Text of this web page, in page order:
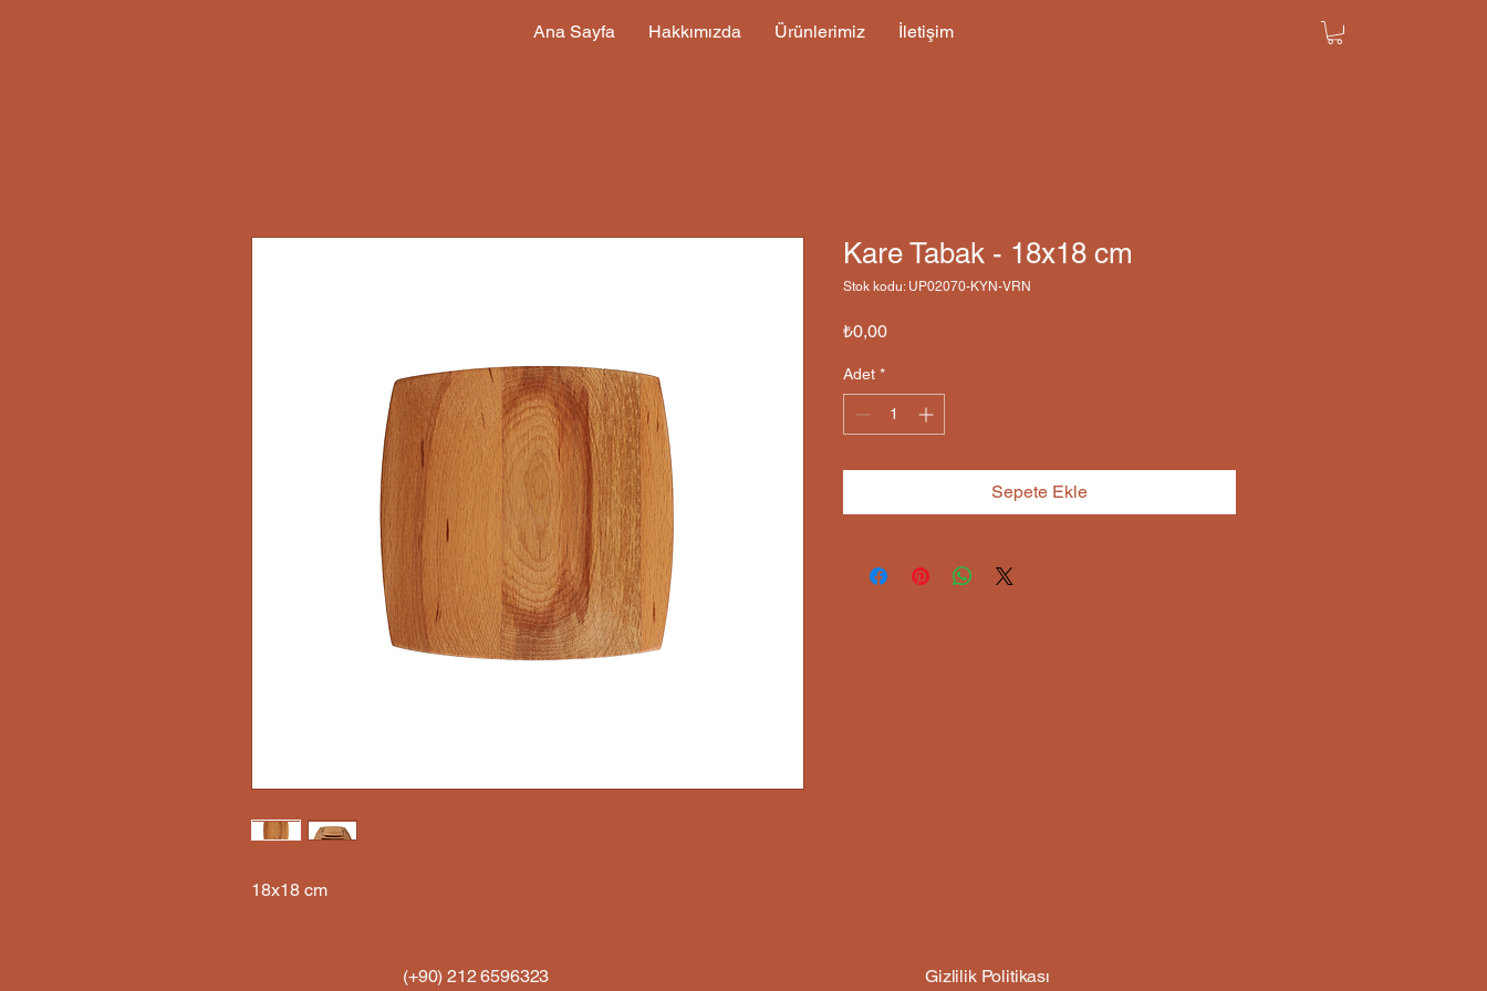
Ana Sayfa Hakkımızda Ürünlerimiz İletişim
18x18 cm
Kare Tabak - 18x18 cm
Stok kodu: UP02070-KYN-VRN
₺0,00Fiyat
Adet *
Sepete Ekle
(+90) 212 6596323 Gizlilik Politikası